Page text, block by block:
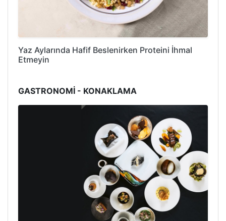
Yaz Aylarında Hafif Beslenirken Proteini İhmal
Etmeyin
GASTRONOMİ - KONAKLAMA